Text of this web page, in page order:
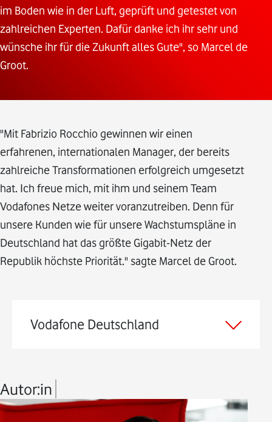
im Boden wie in der Luft, geprüft und getestet von
zahlreichen Experten. Dafür danke ich ihr sehr und
wünsche ihr für die Zukunft alles Gute", so Marcel de
Groot.
"Mit Fabrizio Rocchio gewinnen wir einen
erfahrenen, internationalen Manager, der bereits
zahlreiche Transformationen erfolgreich umgesetzt
hat. Ich freue mich, mit ihm und seinem Team
Vodafones Netze weiter voranzutreiben. Denn für
unsere Kunden wie für unsere Wachstumspläne in
Deutschland hat das größte Gigabit-Netz der
Republik höchste Priorität." sagte Marcel de Groot.
Vodafone Deutschland
Autor:in